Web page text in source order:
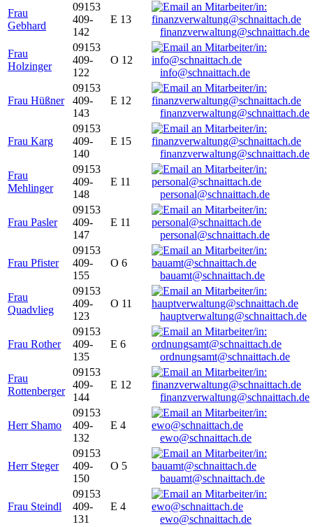
Frau
Gebhard
09153
409-
142
E 13
finanzverwaltung@schnaittach.de
Frau
Holzinger
09153
409-
122
O 12
info@schnaittach.de
Frau Hüßner
09153
409-
143
E 12
finanzverwaltung@schnaittach.de
Frau Karg
09153
409-
140
E 15
finanzverwaltung@schnaittach.de
Frau
Mehlinger
09153
409-
148
E 11
personal@schnaittach.de
Frau Pasler
09153
409-
147
E 11
personal@schnaittach.de
Frau Pfister
09153
409-
155
O 6
bauamt@schnaittach.de
Frau
Quadvlieg
09153
409-
123
O 11
hauptverwaltung@schnaittach.de
Frau Rother
09153
409-
135
E 6
ordnungsamt@schnaittach.de
Frau
Rottenberger
09153
409-
144
E 12
finanzverwaltung@schnaittach.de
Herr Shamo
09153
409-
132
E 4
ewo@schnaittach.de
Herr Steger
09153
409-
150
O 5
bauamt@schnaittach.de
Frau Steindl
09153
409-
131
E 4
ewo@schnaittach.de